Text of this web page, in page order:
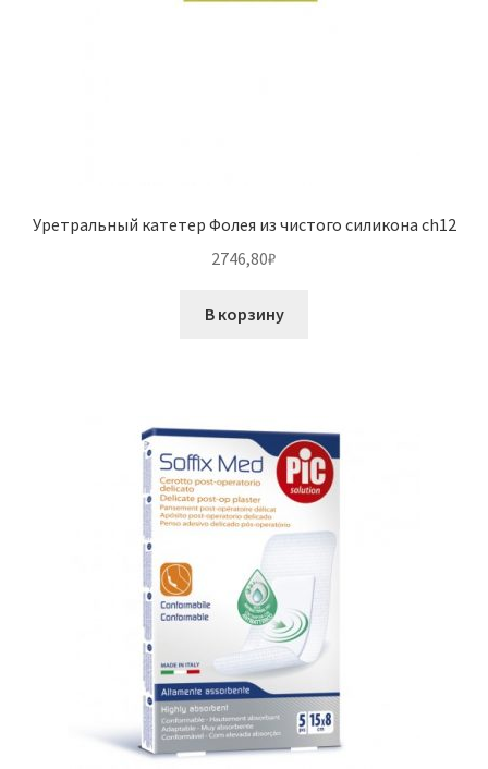
Уретральный катетер Фолея из чистого силикона ch12
2746,80₽
В корзину